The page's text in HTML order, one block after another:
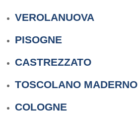
VEROLANUOVA
PISOGNE
CASTREZZATO
TOSCOLANO MADERNO
COLOGNE